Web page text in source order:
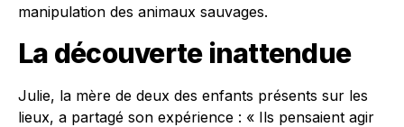
manipulation des animaux sauvages.
La découverte inattendue
Julie, la mère de deux des enfants présents sur les
lieux, a partagé son expérience : « Ils pensaient agir